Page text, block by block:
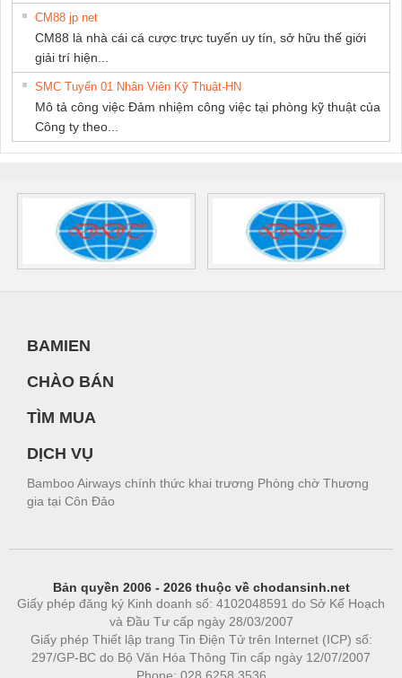
CM88 jp net
CM88 là nhà cái cá cược trực tuyến uy tín, sở hữu thế giới
giải trí hiện...
SMC Tuyển 01 Nhân Viên Kỹ Thuật-HN
Mô tả công việc Đảm nhiệm công việc tại phòng kỹ thuật của
Công ty theo...
BAMIEN
CHÀO BÁN
TÌM MUA
DỊCH VỤ
Bamboo Airways chính thức khai trương Phòng chờ Thương
gia tại Côn Đảo
Bản quyền 2006 - 2026 thuộc về chodansinh.net
Giấy phép đăng ký Kinh doanh số: 4102048591 do Sở Kế Hoạch
và Đầu Tư cấp ngày 28/03/2007
Giấy phép Thiết lập trang Tin Điện Tử trên Internet (ICP) số:
297/GP-BC do Bộ Văn Hóa Thông Tin cấp ngày 12/07/2007
Phone: 028.6258.3536